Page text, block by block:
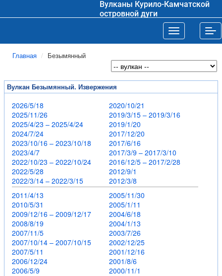
Вулканы Курило-Камчатской
островной дуги
Toggle
Главная Безымянный
Вулкан Безымянный. Извержения
2026/5/18
2025/11/26
2025/4/23 – 2025/4/24
2024/7/24
2023/10/16 – 2023/10/18
2023/4/7
2022/10/23 – 2022/10/24
2022/5/28
2022/3/14 – 2022/3/15
2020/10/21
2019/3/15 – 2019/3/16
2019/1/20
2017/12/20
2017/6/16
2017/3/9 – 2017/3/10
2016/12/5 – 2017/2/28
2012/9/1
2012/3/8
2011/4/13
2010/5/31
2009/12/16 – 2009/12/17
2008/8/19
2007/11/5
2007/10/14 – 2007/10/15
2007/5/11
2006/12/24
2006/5/9
2005/11/30
2005/1/11
2004/6/18
2004/1/13
2003/7/26
2002/12/25
2001/12/16
2001/8/6
2000/11/1